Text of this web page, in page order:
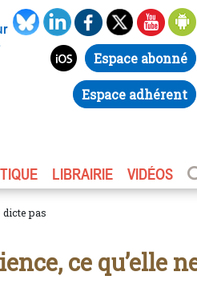
Espace abonné
Espace adhérent
LIBRAIRIE VIDÉOS
dicte pas
ce qu’elle